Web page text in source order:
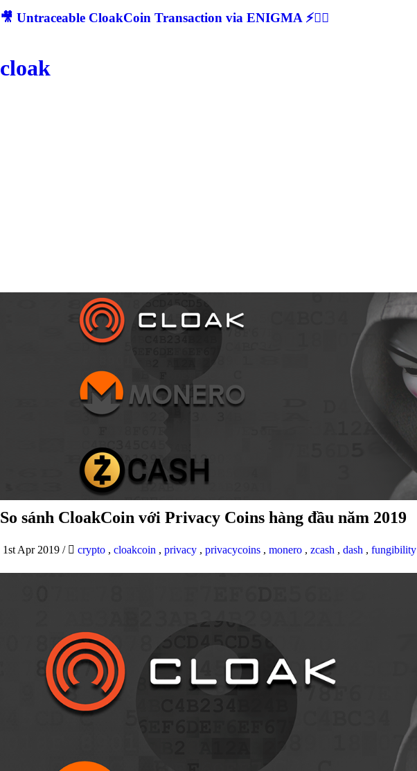
🎥 Untraceable CloakCoin Transaction via ENIGMA ⚡🕵‍♂
cloak
So sánh CloakCoin với Privacy Coins hàng đầu năm 2019
1st Apr 2019 / crypto , cloakcoin , privacy , privacycoins , monero , zcash , dash , fungibility